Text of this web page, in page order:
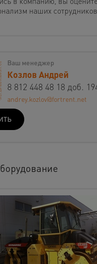
наших сотрудников.
Ваш менеджер
Козлов Андрей
8 812 448 48 18 доб.
andrey.kozlov@fortrent.net